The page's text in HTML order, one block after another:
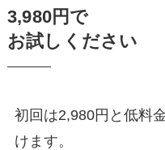
3,980円で
お試しください
初回は2,980円と低料
けます。